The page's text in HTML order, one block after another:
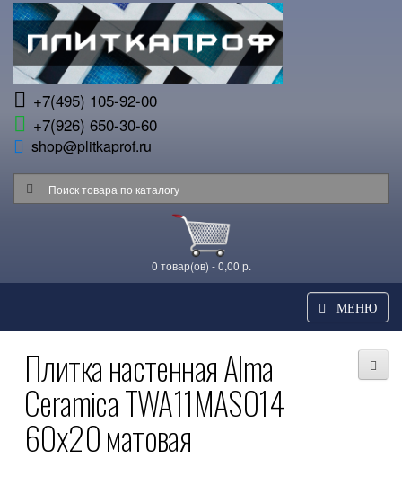
+7(495) 105-92-00
+7(926) 650-30-60
shop@plitkaprof.ru
0 товар(ов) - 0,00 р.
МЕНЮ
Плитка настенная Alma
Ceramica TWA11MAS014
60x20 матовая